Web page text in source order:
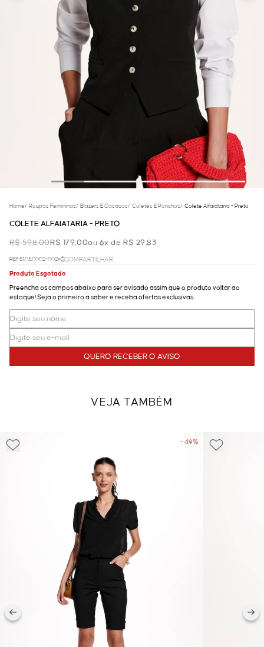
Home/ Roupas Femininas/ Blazers E Casacos/ Coletes E Ponchos/ Colete Alfaiataria - Preto
COLETE ALFAIATARIA - PRETO
R$ 598,00R$ 179,00ou 6x de R$ 29,83
REF.51.05.0002-002
COMPARTILHAR
Produto Esgotado
Preencha os campos abaixo para ser avisado assim que o produto voltar ao
estoque! Seja o primeiro a saber e receba ofertas exclusivas.
QUERO RECEBER O AVISO
VEJA TAMBÉM
- 49%